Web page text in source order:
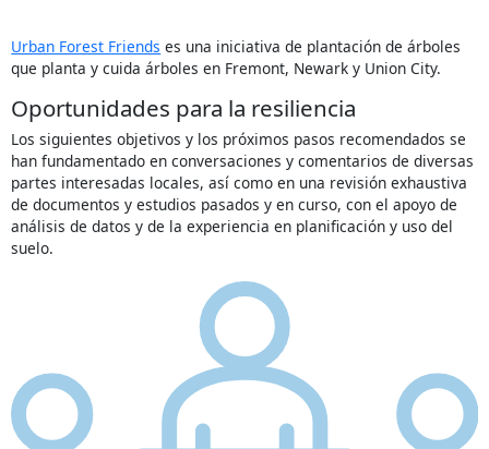
Urban Forest Friends es una iniciativa de plantación de árboles
que planta y cuida árboles en Fremont, Newark y Union City.
Oportunidades para la resiliencia
Los siguientes objetivos y los próximos pasos recomendados se
han fundamentado en conversaciones y comentarios de diversas
partes interesadas locales, así como en una revisión exhaustiva
de documentos y estudios pasados y en curso, con el apoyo de
análisis de datos y de la experiencia en planificación y uso del
suelo.